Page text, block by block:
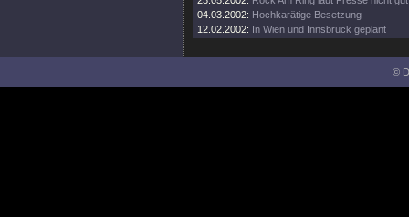
04.03.2002: Hochkarätige Besetzung
12.02.2002: In Wien und Innsbruck geplant
©